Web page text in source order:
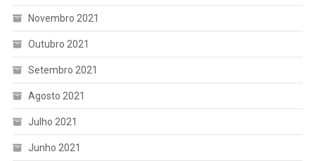
Novembro 2021
Outubro 2021
Setembro 2021
Agosto 2021
Julho 2021
Junho 2021